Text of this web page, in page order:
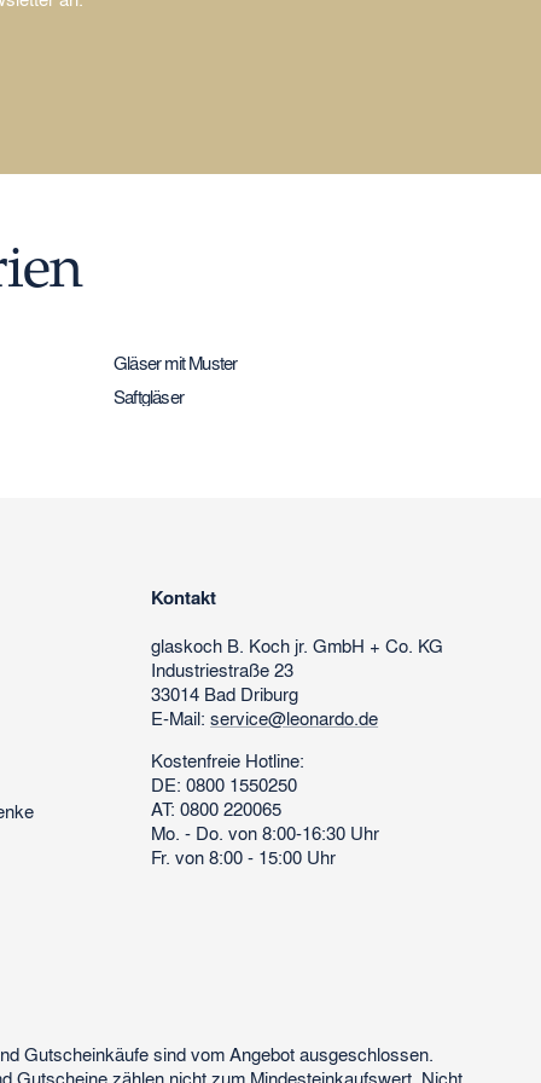
Gläser mit Muster
Saftgläser
Kontakt
glaskoch B. Koch jr. GmbH + Co. KG
Industriestraße 23
33014 Bad Driburg
E-Mail:service@leonardo.de
Kostenfreie Hotline:
DE: 0800 1550250
AT: 0800 220065
Mo. - Do. von 8:00-16:30 Uhr
Fr. von 8:00 - 15:00 Uhr
Gutscheinkäufe sind vom Angebot ausgeschlossen.